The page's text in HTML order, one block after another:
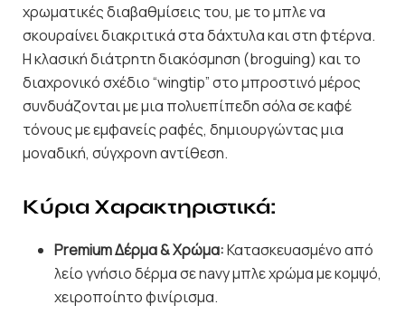
χρωματικές διαβαθμίσεις του, με το μπλε να
σκουραίνει διακριτικά στα δάχτυλα και στη φτέρνα.
Η κλασική διάτρητη διακόσμηση (broguing) και το
διαχρονικό σχέδιο “wingtip” στο μπροστινό μέρος
συνδυάζονται με μια πολυεπίπεδη σόλα σε καφέ
τόνους με εμφανείς ραφές, δημιουργώντας μια
μοναδική, σύγχρονη αντίθεση.
Κύρια Χαρακτηριστικά:
Premium Δέρμα & Χρώμα:Κατασκευασμένο από
λείο γνήσιο δέρμα σε navy μπλε χρώμα με κομψό,
χειροποίητο φινίρισμα.